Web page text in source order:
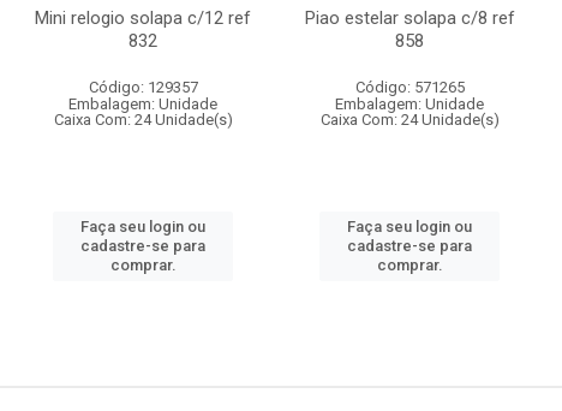
Mini relogio solapa c/12 ref
832
Código: 129357
Embalagem: Unidade
Caixa Com: 24 Unidade(s)
Faça seu login ou
cadastre-se para
comprar.
Piao estelar solapa c/8 ref
858
Código: 571265
Embalagem: Unidade
Caixa Com: 24 Unidade(s)
Faça seu login ou
cadastre-se para
comprar.